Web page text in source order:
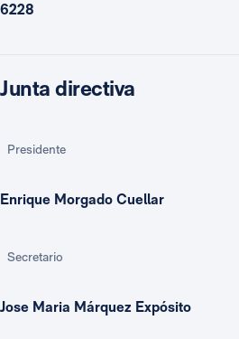
6228
Junta directiva
Presidente
Enrique Morgado Cuellar
Secretario
Jose Maria Márquez Expósito